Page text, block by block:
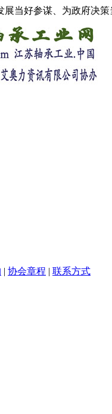
展当好参谋、为政府决
| 协会章程 | 联系方式